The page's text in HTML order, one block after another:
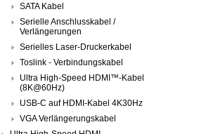
SATA Kabel
Serielle Anschlusskabel /
Verlängerungen
Serielles Laser-Druckerkabel
Toslink - Verbindungskabel
Ultra High-Speed HDMI™-Kabel
(8K@60Hz)
USB-C auf HDMI-Kabel 4K30Hz
VGA Verlängerungskabel